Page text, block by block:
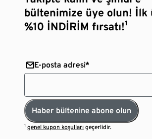
bültenimize üye olun! İlk
%10 İNDİRİM fırsatı!¹
E-posta adresi*
Haber bültenine abone olun
¹genel kupon koşulları geçerlidir.